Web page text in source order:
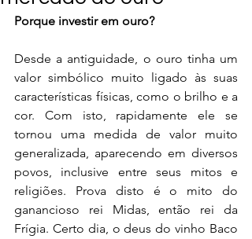
Porque investir em ouro?
Desde a antiguidade, o ouro tinha um
valor simbólico muito ligado às suas
características físicas, como o brilho e a
cor. Com isto, rapidamente ele se
tornou uma medida de valor muito
generalizada, aparecendo em diversos
povos, inclusive entre seus mitos e
religiões. Prova disto é o mito do
ganancioso rei Midas, então rei da
Frígia. Certo dia, o deus do vinho Baco